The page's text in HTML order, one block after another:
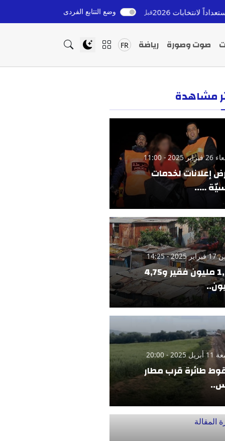
قبل 10 ساعات إعادة القاصرين المغاربة من إسبانيا: التزام ملكي
وضع التتابع الفردى
صوت وصورة رياضة FR
مشاهدة
2025 - 11:00
إعلانات لخدمات
…..
- 14:25
1,42 مليون فقير و4,75
- 20:00
طائرة قرب مطار